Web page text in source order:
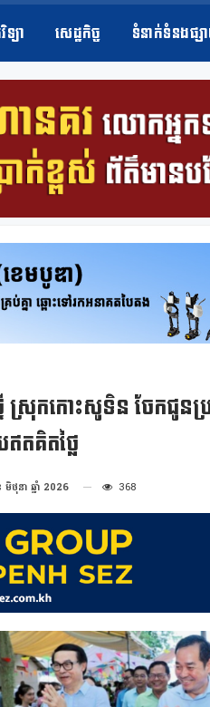
ទ្យា សេដ្ឋកិច្ច ទំនាក់ទំនងផ្ស
ស្រុកកោះសូទិន ចែកជូនប្រ
តគិតថ្លៃ
មិថុនា ឆ្នាំ 2026 368